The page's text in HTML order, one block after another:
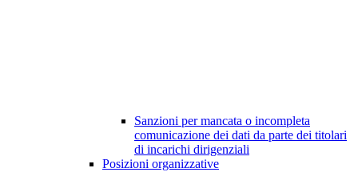
Sanzioni per mancata o incompleta
comunicazione dei dati da parte dei titolari
di incarichi dirigenziali
Posizioni organizzative